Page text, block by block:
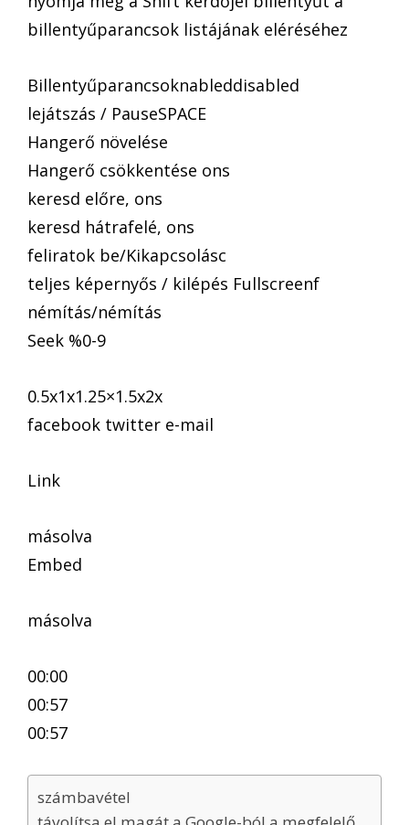
billentyűparancsok listájának eléréséhez
Billentyűparancsoknableddisabled
lejátszás / PauseSPACE
Hangerő növelése
Hangerő csökkentése ons
keresd előre, ons
keresd hátrafelé, ons
feliratok be/Kikapcsolásc
teljes képernyős / kilépés Fullscreenf
némítás/némítás
Seek %0-9
0.5x1x1.25×1.5x2x
facebook twitter e-mail
Link
másolva
Embed
másolva
00:00
00:57
00:57
számbavétel